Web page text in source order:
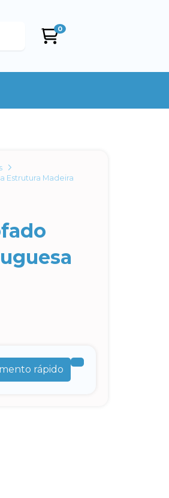
0
Estrutura Madeira
rápido